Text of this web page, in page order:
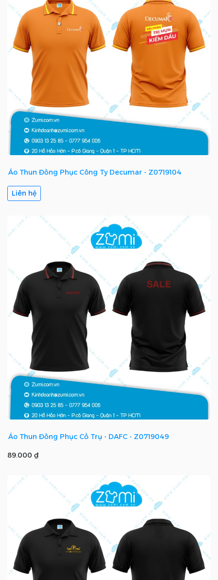
Áo Thun Đồng Phục Công Ty Decumar - Z0719104
Liên hệ
Áo Thun Đồng Phục Cổ Trụ - DAFC - Z0719049
89.000 ₫